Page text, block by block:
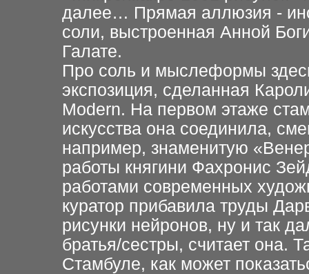
далее… Прямая аллюзия -
соли, выстроенная Анной
Галате.
Про соль и мыслеформы
экспозиция, сделанная
Modern. На первом этаже
искусства она соединила,
например, знаменитую
работы княгини Фахронис
работами современных
куратор прибавила труды
рисунки нейронов, ну и так
братья/сестры, считает она.
Стамбуле, как может